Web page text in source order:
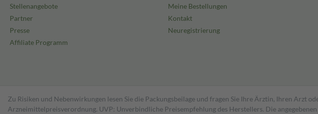
Stellenangebote
Partner
Presse
Affiliate Programm
Meine Bestellungen
Kontakt
Neuregistrierung
Zu Risiken und Nebenwirkungen lesen Sie die Packungsbeilage und fragen Sie Ihre Ärztin, Ihren Arzt
Arzneimittelpreisverordnung. UVP: Unverbindliche Preisempfehlung des Herstellers. Die